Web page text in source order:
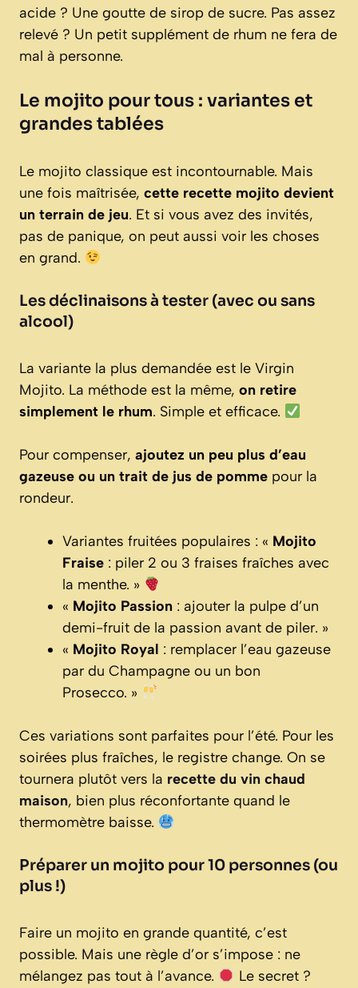
acide ? Une goutte de sirop de sucre. Pas assez
relevé ? Un petit supplément de rhum ne fera de
mal à personne.
Le mojito pour tous : variantes et
grandes tablées
Le mojito classique est incontournable. Mais
une fois maîtrisée, cette recette mojito devient
un terrain de jeu. Et si vous avez des invités,
pas de panique, on peut aussi voir les choses
en grand.
Les déclinaisons à tester (avec ou sans
alcool)
La variante la plus demandée est le Virgin
Mojito. La méthode est la même, on retire
simplement le rhum. Simple et efficace.
Pour compenser, ajoutez un peu plus d’eau
gazeuse ou un trait de jus de pomme pour la
rondeur.
Variantes fruitées populaires : « Mojito
Fraise : piler 2 ou 3 fraises fraîches avec
la menthe. »
« Mojito Passion : ajouter la pulpe d’un
demi-fruit de la passion avant de piler. »
« Mojito Royal : remplacer l’eau gazeuse
par du Champagne ou un bon
Prosecco. »
Ces variations sont parfaites pour l’été. Pour les
soirées plus fraîches, le registre change. On se
tournera plutôt vers la recette du vin chaud
maison, bien plus réconfortante quand le
thermomètre baisse.
Préparer un mojito pour 10 personnes (ou
plus !)
Faire un mojito en grande quantité, c’est
possible. Mais une règle d’or s’impose : ne
mélangez pas tout à l’avance.
Le secret ?